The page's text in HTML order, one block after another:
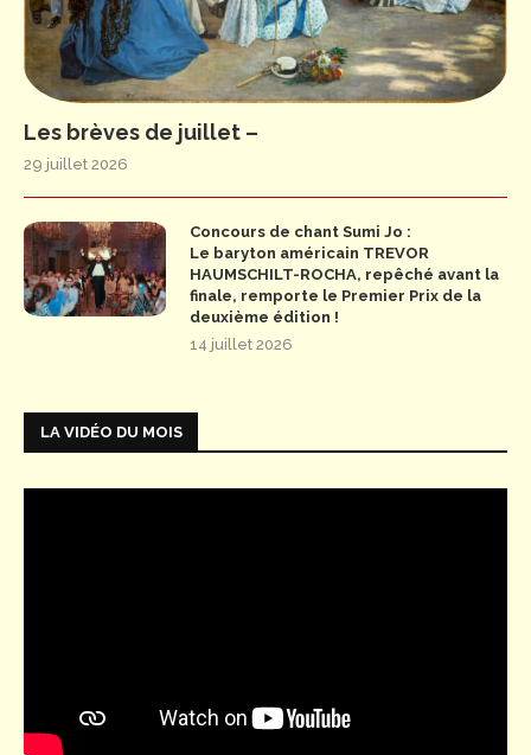
Les brèves de juillet –
29 juillet 2026
Concours de chant Sumi Jo :
Le baryton américain TREVOR
HAUMSCHILT-ROCHA, repêché avant la
finale, remporte le Premier Prix de la
deuxième édition !
14 juillet 2026
LA VIDÉO DU MOIS